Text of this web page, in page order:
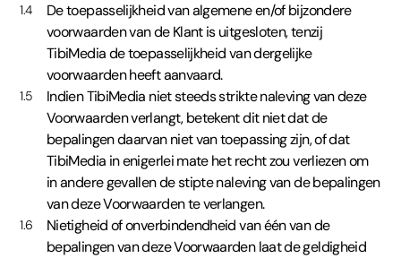
1.4
De toepasselijkheid van algemene en/of bijzondere
voorwaarden van de Klant is uitgesloten, tenzij
TibiMedia de toepasselijkheid van dergelijke
voorwaarden heeft aanvaard.
1.5
Indien TibiMedia niet steeds strikte naleving van deze
Voorwaarden verlangt, betekent dit niet dat de
bepalingen daarvan niet van toepassing zijn, of dat
TibiMedia in enigerlei mate het recht zou verliezen om
in andere gevallen de stipte naleving van de bepalingen
van deze Voorwaarden te verlangen.
1.6
Nietigheid of onverbindendheid van één van de
bepalingen van deze Voorwaarden laat de geldigheid